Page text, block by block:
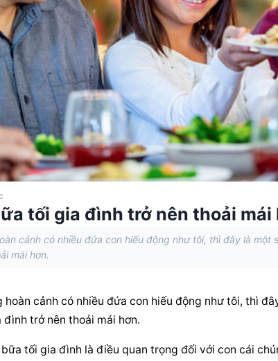
tối gia đình trở nên thoải
cảnh có nhiều đứa con hiếu động như tôi, thì đây là một
mái hơn.
hoàn cảnh có nhiều đứa con hiếu động như tôi, thì
trở nên thoải mái hơn.
tối gia đình là điều quan trọng đối với con cái